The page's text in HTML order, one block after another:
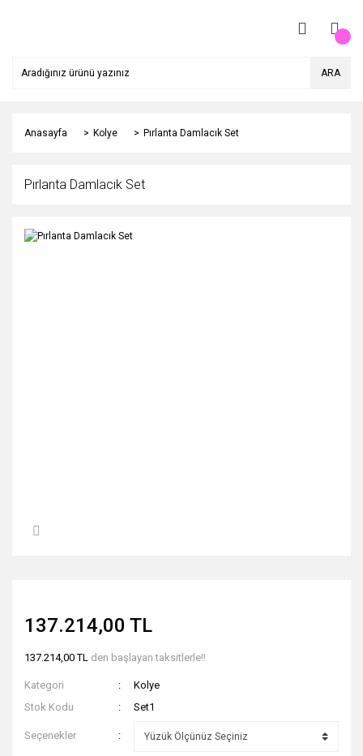
ARA
Anasayfa Kolye Pırlanta Damlacık Set
Pırlanta Damlacık Set
137.214,00 TL
137.214,00 TL den başlayan taksitlerle!!
Kategori
Kolye
Stok Kodu
Set1
Seçenekler